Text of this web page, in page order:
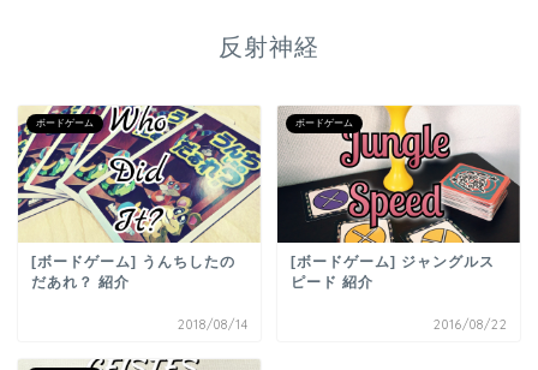
反射神経
ボードゲーム
[ボードゲーム] うんちしたの
だあれ？ 紹介
2018/08/14
ボードゲーム
[ボードゲーム] ジャングルス
ピード 紹介
2016/08/22